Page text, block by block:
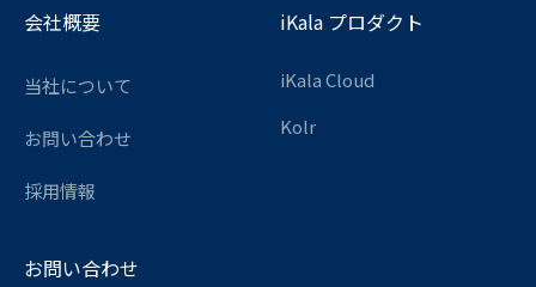
会社概要
当社について
お問い合わせ
採用情報
iKala プロダクト
iKala Cloud
Kolr
お問い合わせ